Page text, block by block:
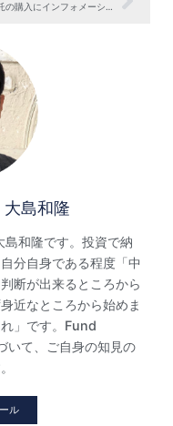
投資信託の購入にインフォメーションレシオは有効か？
大島和隆
和隆です。投資で納
分自身である程度「中
断が出来るところから
近なところから始めま
」です。Fund
いて、ご自身の知見の
ル